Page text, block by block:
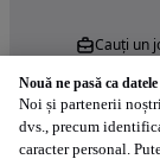
Cauți un
Nouă ne pasă ca
Noi și partenerii
dvs., precum
caracter personal.